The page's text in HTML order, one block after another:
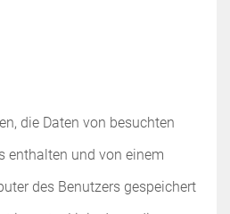
die Daten von besuchten
enthalten und von einem
des Benutzers gespeichert